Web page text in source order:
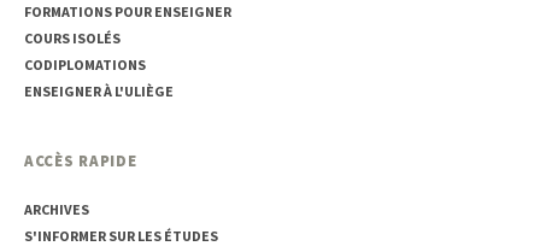
FORMATIONS POUR ENSEIGNER
COURS ISOLÉS
CODIPLOMATIONS
ENSEIGNER À L'ULIÈGE
ACCÈS RAPIDE
ARCHIVES
S'INFORMER SUR LES ÉTUDES